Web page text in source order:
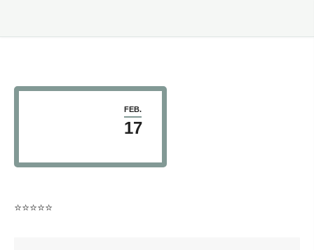
FEB.
17
⭐️⭐️⭐️⭐️⭐️